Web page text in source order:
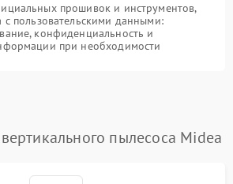
прошивок и инструментов,
с пользовательскими данными:
конфиденциальность и
при необходимости
пылесоса Midea